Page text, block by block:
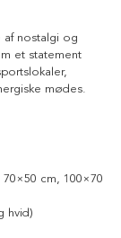
af nostalgi og
et statement
mødes.
cm, 100×70
hvid)